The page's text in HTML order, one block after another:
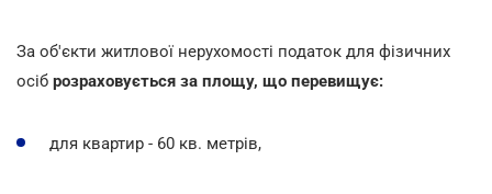
За об'єкти житлової нерухомості податок для фізичних
осіб розраховується за площу, що перевищує:
для квартир - 60 кв. метрів,